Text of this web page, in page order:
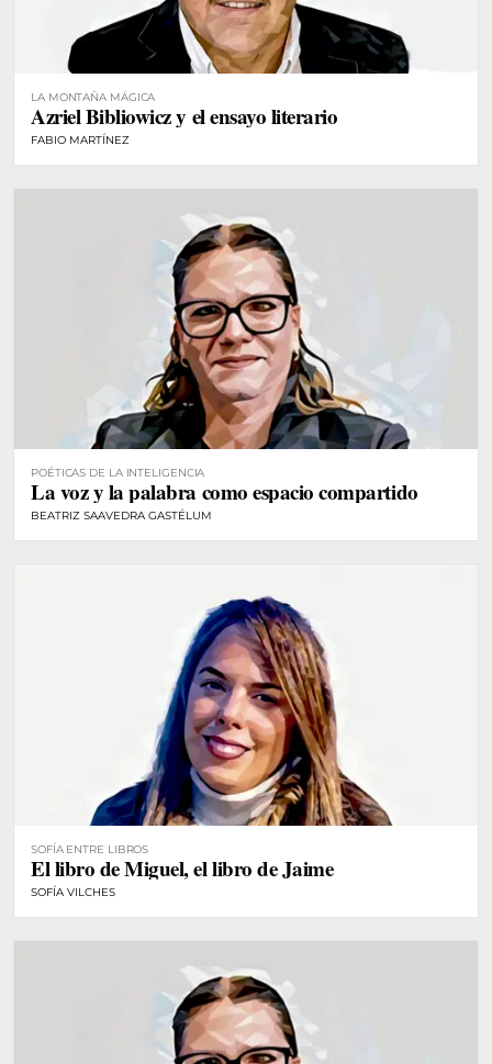
LA MONTAÑA MÁGICA
Azriel Bibliowicz y el ensayo literario
FABIO MARTÍNEZ
POÉTICAS DE LA INTELIGENCIA
La voz y la palabra como espacio compartido
BEATRIZ SAAVEDRA GASTÉLUM
SOFÍA ENTRE LIBROS
El libro de Miguel, el libro de Jaime
SOFÍA VILCHES